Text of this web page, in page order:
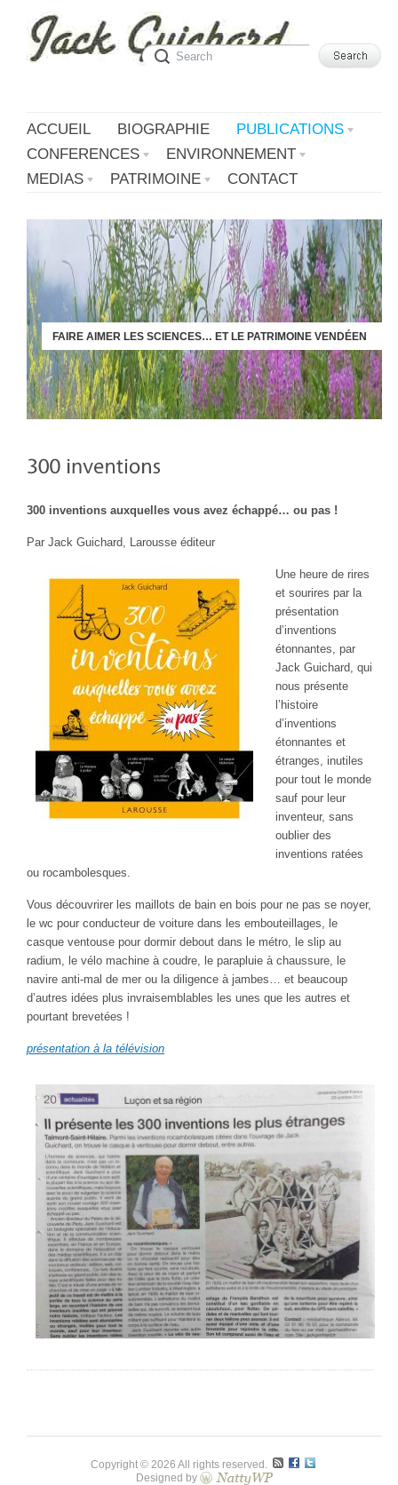
ACCUEIL BIOGRAPHIE
PUBLICATIONS
CONFERENCES
ENVIRONNEMENT
MEDIAS
PATRIMOINE CONTACT
FAIRE AIMER LES SCIENCES… ET LE PATRIMOINE VENDÉEN
300 inventions auxquelles vous avez échappé… ou pas !
Par Jack Guichard, Larousse éditeur
Une heure de rires
et sourires par la
présentation
d’inventions
étonnantes, par
Jack Guichard, qui
nous présente
l’histoire
d’inventions
étonnantes et
étranges, inutiles
pour tout le monde
sauf pour leur
inventeur, sans
oublier des
inventions ratées
ou rocambolesques.
Vous découvrirer les maillots de bain en bois pour ne pas se noyer,
le wc pour conducteur de voiture dans les embouteillages, le
casque ventouse pour dormir debout dans le métro, le slip au
radium, le vélo machine à coudre, le parapluie à chaussure, le
navire anti-mal de mer ou la diligence à jambes… et beaucoup
d’autres idées plus invraisemblables les unes que les autres et
pourtant brevetées !
présentation à la télévision
Copyright © 2026 All rights reserved.
Designed by